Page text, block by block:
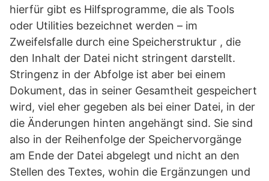
hierfür gibt es Hilfsprogramme, die als Tools
oder Utilities bezeichnet werden – im
Zweifelsfalle durch eine Speicherstruktur , die
den Inhalt der Datei nicht stringent darstellt.
Stringenz in der Abfolge ist aber bei einem
Dokument, das in seiner Gesamtheit gespeichert
wird, viel eher gegeben als bei einer Datei, in der
die Änderungen hinten angehängt sind. Sie sind
also in der Reihenfolge der Speichervorgänge
am Ende der Datei abgelegt und nicht an den
Stellen des Textes, wohin die Ergänzungen und